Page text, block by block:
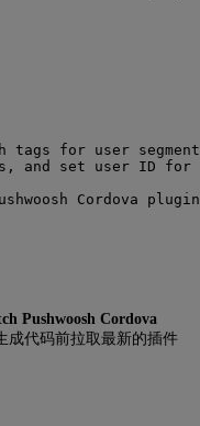
tags for user
and set user ID for
Cordova
Pushwoosh Cordova
成代码前拉取最新的插件